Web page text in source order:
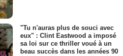
"Tu n'auras plus de souci avec
eux" : Clint Eastwood a imposé
sa loi sur ce thriller voué à un
beau succès dans les années 90